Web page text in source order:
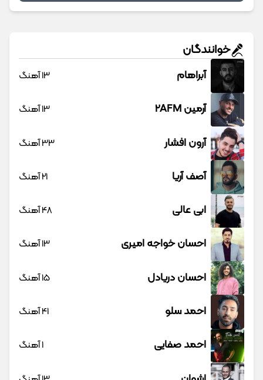
خوانندگان
آبراهام 13 آهنگ
آرمین 2AFM 13 آهنگ
آرون افشار 33 آهنگ
آصف آریا 21 آهنگ
ابی عالی 48 آهنگ
احسان خواجه امیری 13 آهنگ
احسان دریادل 15 آهنگ
احمد سلو 41 آهنگ
احمد صفایی 1 آهنگ